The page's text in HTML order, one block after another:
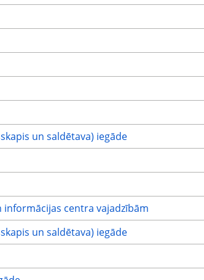
un saldētava) iegāde
informācijas centra vajadzībām
un saldētava) iegāde